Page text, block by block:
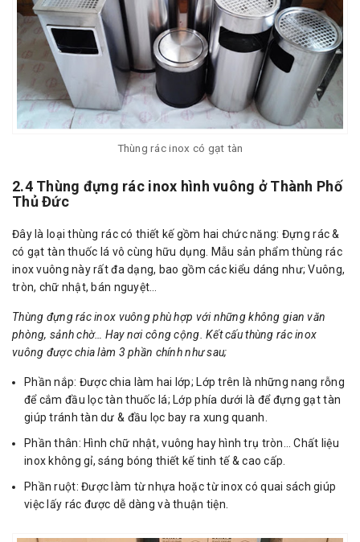
Thùng rác inox có gạt tàn
2.4 Thùng đựng rác inox hình vuông ở Thành Phố
Thủ Đức
Đây là loại thùng rác có thiết kế gồm hai chức năng: Đựng rác &
có gạt tàn thuốc lá vô cùng hữu dụng. Mẫu sản phẩm thùng rác
inox vuông này rất đa dạng, bao gồm các kiểu dáng như; Vuông,
tròn, chữ nhật, bán nguyệt…
Thùng đựng rác inox vuông phù hợp với những không gian văn
phòng, sảnh chờ… Hay nơi công cộng. Kết cấu thùng rác inox
vuông được chia làm 3 phần chính như sau;
Phần nắp: Được chia làm hai lớp; Lớp trên là những nang rỗng
để cắm đầu lọc tàn thuốc lá; Lớp phía dưới là để đựng gạt tàn
giúp tránh tàn dư & đầu lọc bay ra xung quanh.
Phần thân: Hình chữ nhật, vuông hay hình trụ tròn… Chất liệu
inox không gỉ, sáng bóng thiết kế tinh tế & cao cấp.
Phần ruột: Được làm từ nhựa hoặc từ inox có quai sách giúp
việc lấy rác được dễ dàng và thuận tiện.